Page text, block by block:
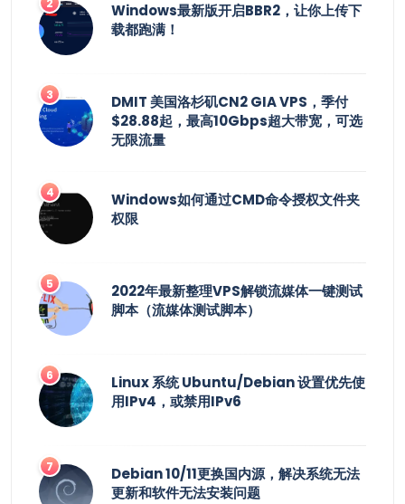
Windows最新版开启BBR2，让你上传下
载都跑满！
DMIT 美国洛杉矶CN2 GIA VPS，季付
$28.88起，最高10Gbps超大带宽，可选
无限流量
Windows如何通过CMD命令授权文件夹
权限
2022年最新整理VPS解锁流媒体一键测试
脚本（流媒体测试脚本）
Linux 系统 Ubuntu/Debian 设置优先使
用IPv4，或禁用IPv6
Debian 10/11更换国内源，解决系统无法
更新和软件无法安装问题